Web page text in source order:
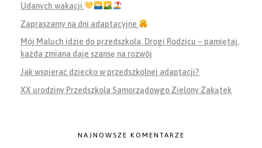
Udanych wakacji
Zapraszamy na dni adaptacyjne
Mój Maluch idzie do przedszkola. Drogi Rodzicu – pamiętaj,
każda zmiana daje szansę na rozwój
Jak wspierać dziecko w przedszkolnej adaptacji?
XX urodziny Przedszkola Samorządowgo Zielony Zakątek
NAJNOWSZE KOMENTARZE